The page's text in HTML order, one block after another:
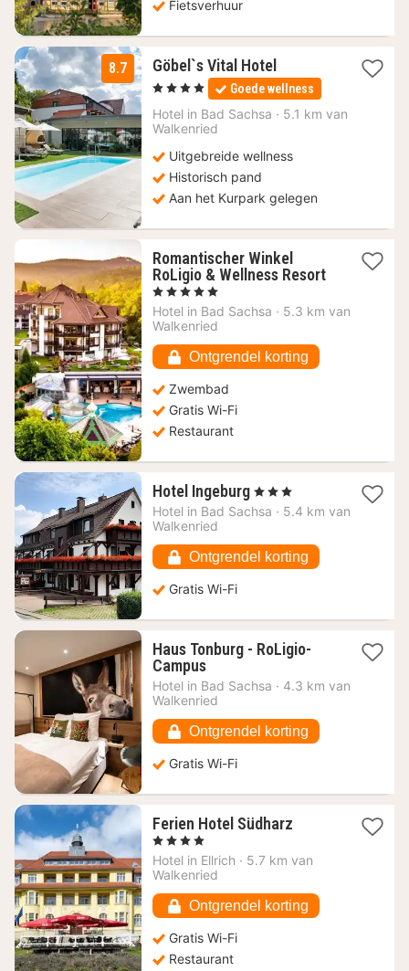
Fietsverhuur
8.7 Göbel`s Vital Hotel1
nacht
vanaf
166,25
, 4 Sterren Goede wellness
Hotel in Bad Sachsa · 5.1 km van
Walkenried
Uitgebreide wellness
Historisch pand
Aan het Kurpark gelegen
Romantischer Winkel
RoLigio & Wellness Resort
1
nacht
vanaf
€
, 5 Sterren
Hotel in Bad Sachsa · 5.3 km van
Walkenried
Ontgrendel korting
Zwembad
Gratis Wi-Fi
Restaurant
Hotel Ingeburg 1
nacht
€
, 3 Sterren
Hotel in Bad Sachsa · 5.4 km van
Walkenried
Ontgrendel korting
Gratis Wi-Fi
Haus Tonburg - RoLigio-
Campus1
nacht
vanaf
€
Hotel in Bad Sachsa · 4.3 km van
Walkenried
Ontgrendel korting
Gratis Wi-Fi
Ferien Hotel Südharz1
vanaf
, 4 Sterren
Hotel in Ellrich · 5.7 km van
Walkenried
Ontgrendel korting
Gratis Wi-Fi
Restaurant